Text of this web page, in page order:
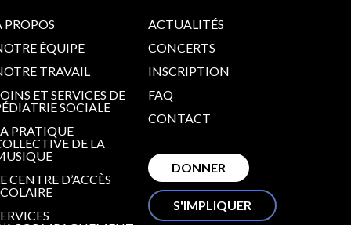
PROPOS
ÉQUIPE
TRAVAIL
ET SERVICES DE
SOCIALE
PRATIQUE
DE LA
CENTRE D’ACCÈS
ACTUALITÉS
CONCERTS
INSCRIPTION
FAQ
CONTACT
DONNER
S'IMPLIQUER